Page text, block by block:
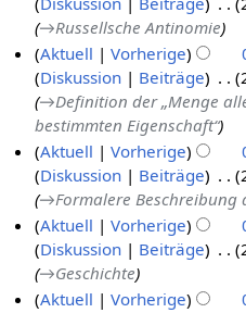
m
2
9
B
e
a
r
b
e
i
t
u
n
g
s
9
→Russellsche Antinomie
Aktuell
Vorherige
Diskussion
Beiträge
→Definition der „Menge
bestimmten Eigenschaft“
Aktuell
Vorherige
Diskussion
Beiträge
→Formalere Beschreibung
Aktuell
Vorherige
Diskussion
Beiträge
→Geschichte
Aktuell
Vorherige